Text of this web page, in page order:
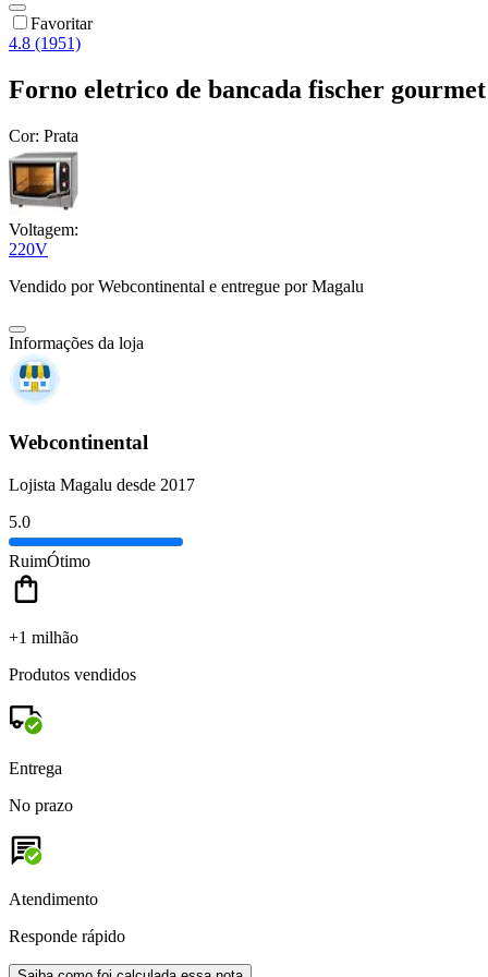
Favoritar
4.8 (1951)
Forno eletrico de bancada fischer
Cor: Prata
Voltagem:
220V
Vendido porWebcontinental e entregue por Magalu
Informações da loja
Webcontinental
Lojista Magalu desde 2017
5.0
RuimÓtimo
+1 milhão
Produtos vendidos
Entrega
No prazo
Atendimento
Responde rápido